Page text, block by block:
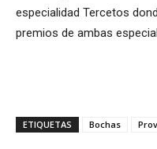
especialidad Tercetos
premios de ambas
ETIQUETAS Bochas